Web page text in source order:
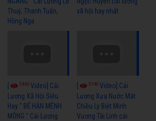
Thuỷ, Thanh Tuấn,
Hồng Nga
xã hội hay nhất
5465 Video] Cải
Lương Xã Hội Siêu
Hay " BỂ HẬN MÊNH
MÔNG " Cải Lương
5740Video] Cải
Lương Xưa Nước Mắt
Chiều Ly Biệt Minh
Vương Tài Linh cải